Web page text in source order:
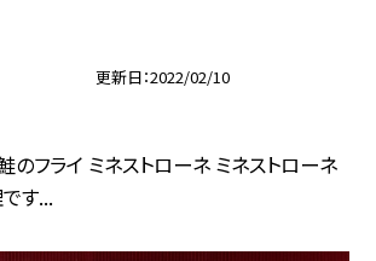
更新日 2022/02/10
のフライ ミネストローネ ミネストローネ
す...